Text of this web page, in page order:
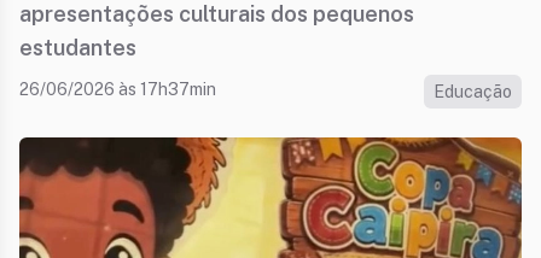
apresentações culturais dos pequenos
estudantes
26/06/2026 às 17h37min Educação